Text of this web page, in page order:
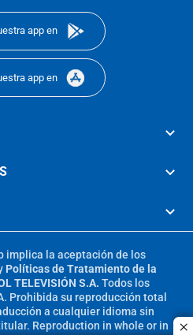
app en
app en
implica la aceptación de los
Políticas de Tratamiento de la
TELEVISIÓN S.A. Todos los
Prohibida su reproducción total
a cualquier idioma sin
Reproduction in whole or in